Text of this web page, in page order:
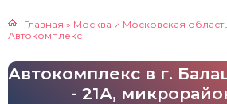
Главная » Москва и Московская
Автокомплекс
Автокомплекс в г.
- 21А,